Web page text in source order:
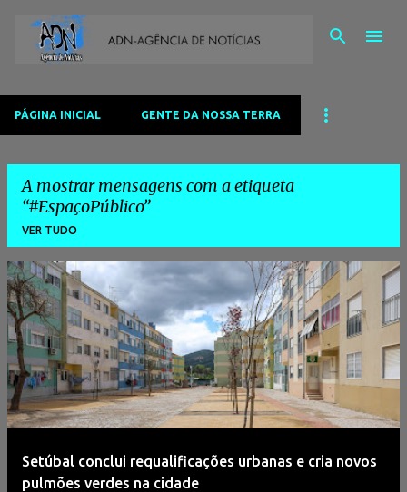
PÁGINA INICIAL GENTE DA NOSSA TERRA
A mostrar mensagens com a etiqueta
#EspaçoPúblico
VER TUDO
M
e
n
s
a
g
Setúbal conclui requalificações urbanas e cria novos
pulmões verdes na cidade